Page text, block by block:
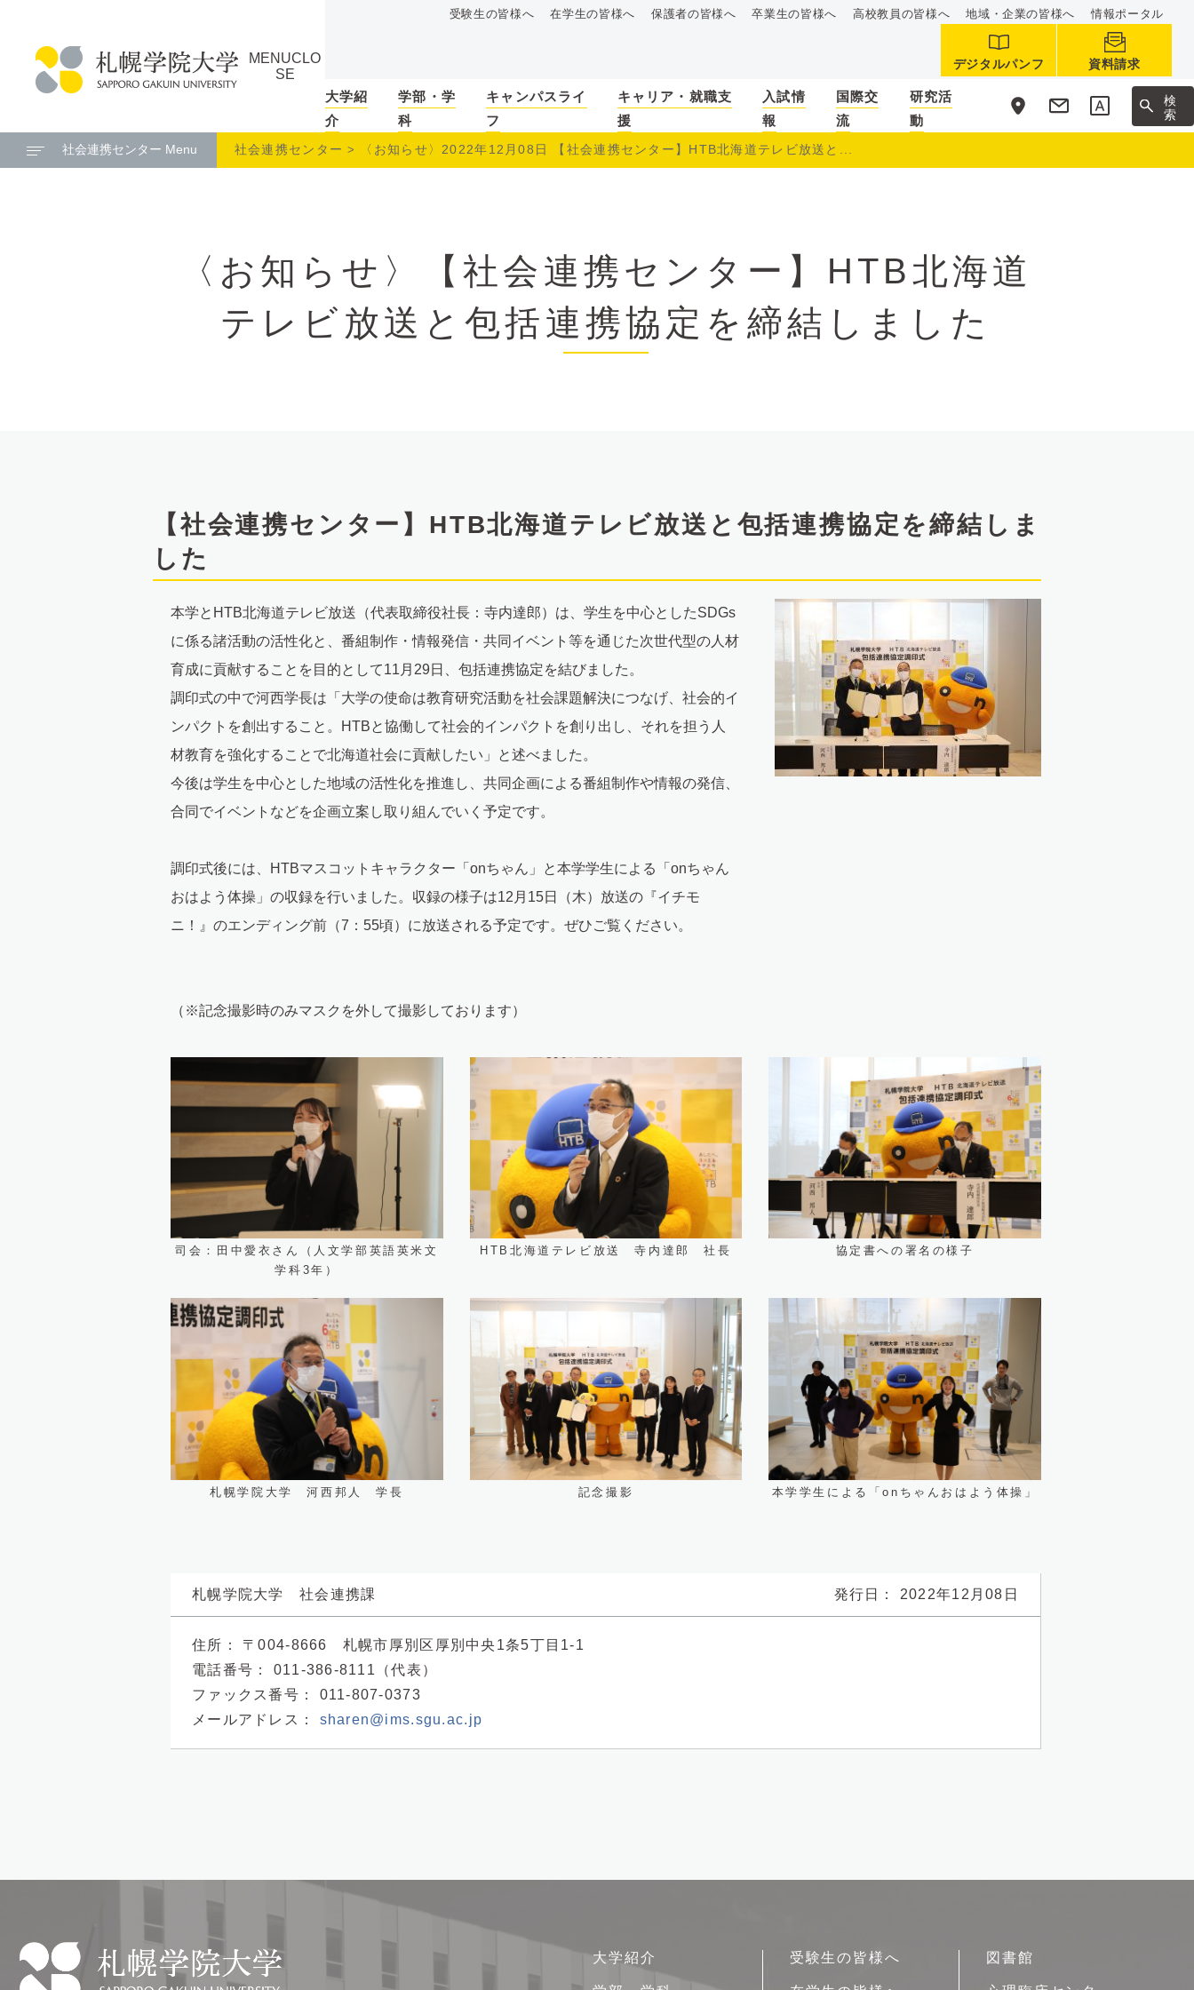
ュ
幌
学
MENUCLO
SE
受験生の皆様へ 在学生の皆様へ 保護者の皆様へ 卒業生の皆様へ 高校教員の皆様へ 地域・企業の皆様へ 情報ポータル
デジタルパンフ 資料請求
大学紹
介
学部・学
科
キャンパスライ
フ
キャリア・就職支
援
入試情
報
国際交
流
研究活
動
サ
イ
ト
内
検
索
社会連携センター Menu 社会連携センター 〈お知らせ〉2022年12月08日 【社会連携センター】HTB北海道テレビ放送と...
〈お知らせ〉【社会連携センター】HTB北海道
テレビ放送と包括連携協定を締結しました
【社会連携センター】HTB北海道テレビ放送と包括連携協定を締結しま
した
本学とHTB北海道テレビ放送（代表取締役社長：寺内達郎）は、学生を中心としたSDGs
に係る諸活動の活性化と、番組制作・情報発信・共同イベント等を通じた次世代型の人材
育成に貢献することを目的として11月29日、包括連携協定を結びました。
調印式の中で河西学長は「大学の使命は教育研究活動を社会課題解決につなげ、社会的イ
ンパクトを創出すること。HTBと協働して社会的インパクトを創り出し、それを担う人
材教育を強化することで北海道社会に貢献したい」と述べました。
今後は学生を中心とした地域の活性化を推進し、共同企画による番組制作や情報の発信、
合同でイベントなどを企画立案し取り組んでいく予定です。
調印式後には、HTBマスコットキャラクター「onちゃん」と本学学生による「onちゃん
おはよう体操」の収録を行いました。収録の様子は12月15日（木）放送の『イチモ
ニ！』のエンディング前（7：55頃）に放送される予定です。ぜひご覧ください。
（※記念撮影時のみマスクを外して撮影しております）
司会：田中愛衣さん（人文学部英語英米文
学科3年）
HTB北海道テレビ放送 寺内達郎 社長 協定書への署名の様子
札幌学院大学 河西邦人 学長 記念撮影 本学学生による「onちゃんおはよう体操」
発行日： 2022年12月08日
札幌学院大学 社会連携課
住所：
〒004-8666 札幌市厚別区厚別中央1条5丁目1-1
電話番号：
011-386-8111（代表）
ファックス番号：
011-807-0373
メールアドレス：
sharen@ims.sgu.ac.jp
サ
イ
大学紹介 受験生の皆様へ 図書館
ッ